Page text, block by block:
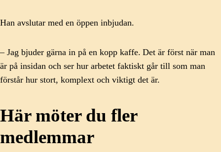
Han avslutar med en öppen inbjudan.
– Jag bjuder gärna in på en kopp kaffe. Det är först när man
är på insidan och ser hur arbetet faktiskt går till som man
förstår hur stort, komplext och viktigt det är.
Här möter du fler
medlemmar